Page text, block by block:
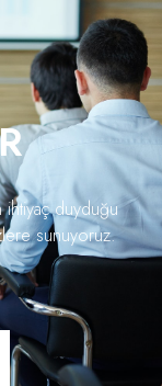
duyduğu
sunuyoruz.